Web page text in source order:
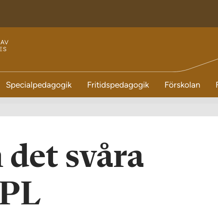
Specialpedagogik Fritidspedagogik Förskolan
svåra